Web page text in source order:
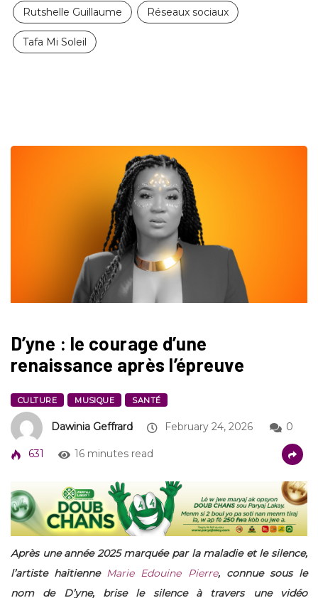
Rutshelle Guillaume Réseaux sociaux
Tafa Mi Soleil
D’yne : le courage d’une
renaissance après l’épreuve
CULTURE MUSIQUE SANTÉ
Dawinia Geffrard February 24, 2026 0
631 16 minutes read
Après une année 2025 marquée par la maladie et le silence,
l’artiste haïtienne Marie Edouine Pierre, connue sous le
nom de D’yne, brise le silence à travers une vidéo